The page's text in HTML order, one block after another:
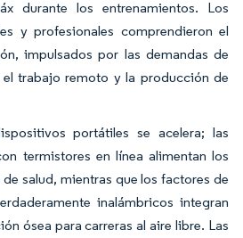
durante los entrenamientos. Los
y profesionales comprendieron el
impulsados por las demandas de
trabajo remoto y la producción de
portátiles se acelera; las
termistores en línea alimentan los
salud, mientras que los factores de
inalámbricos integran
ósea para carreras al aire libre. Las